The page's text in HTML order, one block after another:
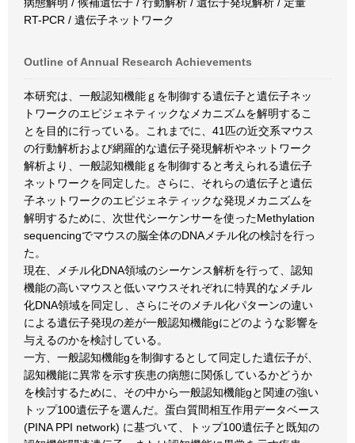
RT-PCR / 遺伝子ネットワーク
Outline of Annual Research Achievements
本研究は、一般認知機能ｇを制御する遺伝子と遺伝子ネッ
トワークのエピジェネティックなメカニズムを解明するこ
とを目的に行っている。これまでに、41匹の近交系マウス
の行動解析および網羅的な遺伝子発現解析やネットワーク
解析より、一般認知機能ｇを制御すると考えられる遺伝子
ネットワークを同定した。さらに、それらの遺伝子と遺伝
子ネットワークのエピジェネティックな発現メカニズムを
解明するために、次世代シーケンサーを使ったMethylation
sequencingでマウスの脳全体のDNAメチル化の検討を行っ
た。
現在、メチル化DNA領域のシーケンス解析を行って、認知
機能の高いマウスと低いマウスそれぞれに特異的なメチル
化DNA領域を同定し、さらにそのメチル化パターンの違い
による遺伝子発現の差が一般認知機能gにどのような影響を
与えるのかを検討している。
一方、一般認知機能gを制御するとして同定した遺伝子が、
認知機能に異常を示す疾患の病態に関係しているかどうか
を検討するために、その中から一般認知機能gと関連の強い
トップ100遺伝子を選んだ。蛋白質間相互作用データベース
(PINA PPI network) に基づいて、トップ100遺伝子と既知の